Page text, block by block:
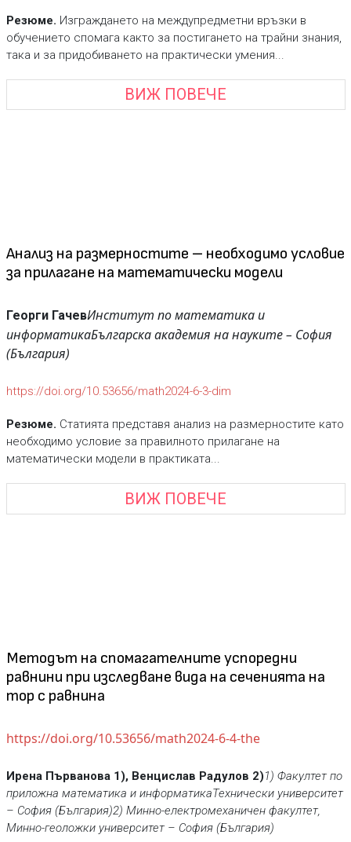
Резюме. Изграждането на междупредметни връзки в
обучението спомага както за постигането на трайни знания,
така и за придобиването на практически умения...
ВИЖ ПОВЕЧЕ
Анализ на размерностите – необходимо условие
за прилагане на математически модели
Георги ГачевИнститут по математика и
информатикаБългарска академия на науките – София
(България)
https://doi.org/10.53656/math2024-6-3-dim
Резюме. Статията представя анализ на размерностите като
необходимо условие за правилното прилагане на
математически модели в практиката...
ВИЖ ПОВЕЧЕ
Методът на спомагателните успоредни
равнини при изследване вида на сеченията на
тор с равнина
https://doi.org/10.53656/math2024-6-4-the
Ирена Първанова 1), Венцислав Радулов 2)1) Факултет по
приложна математика и информатикаТехнически университет
– София (България)2) Минно-електромеханичен факултет,
Минно-геоложки университет – София (България)